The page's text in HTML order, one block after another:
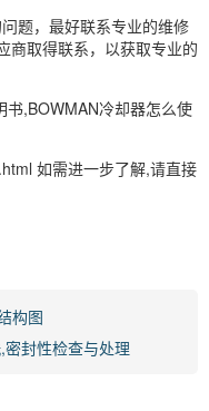
题，最好联系专业的维修
商取得联系，以获取专业的
,BOWMAN冷却器怎么使
如需进一步了解,请直接
构图
封性检查与处理